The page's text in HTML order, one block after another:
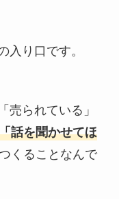
入り口です。
売られている」
話を聞かせてほ
くることなんで